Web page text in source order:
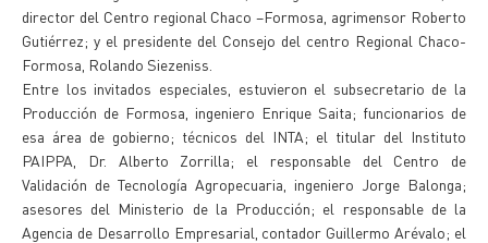
director del Centro regional Chaco –Formosa, agrimensor Roberto
Gutiérrez; y el presidente del Consejo del centro Regional Chaco-
Formosa, Rolando Siezeniss.
Entre los invitados especiales, estuvieron el subsecretario de la
Producción de Formosa, ingeniero Enrique Saita; funcionarios de
esa área de gobierno; técnicos del INTA; el titular del Instituto
PAIPPA, Dr. Alberto Zorrilla; el responsable del Centro de
Validación de Tecnología Agropecuaria, ingeniero Jorge Balonga;
asesores del Ministerio de la Producción; el responsable de la
Agencia de Desarrollo Empresarial, contador Guillermo Arévalo; el